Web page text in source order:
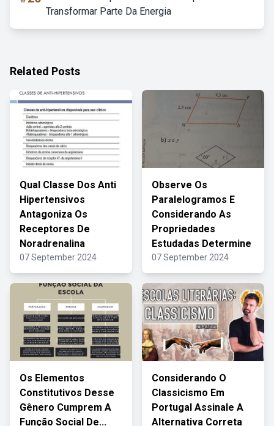
Transformar Parte Da Energia
Related Posts
Qual Classe Dos Anti
Hipertensivos
Antagoniza Os
Receptores De
Noradrenalina
07 September 2024
Observe Os
Paralelogramos E
Considerando As
Propriedades
Estudadas Determine
07 September 2024
Os Elementos
Constitutivos Desse
Gênero Cumprem A
Função Social De...
Considerando O
Classicismo Em
Portugal Assinale A
Alternativa Correta